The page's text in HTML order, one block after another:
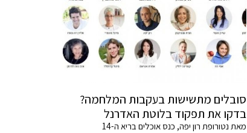
סובלים מתשישות בעקבות המלחמה?
בדקו את תפקוד בלוטת האדרנל
מאת נטורופת רון יפה, כנס אוכלים בריא ה-14